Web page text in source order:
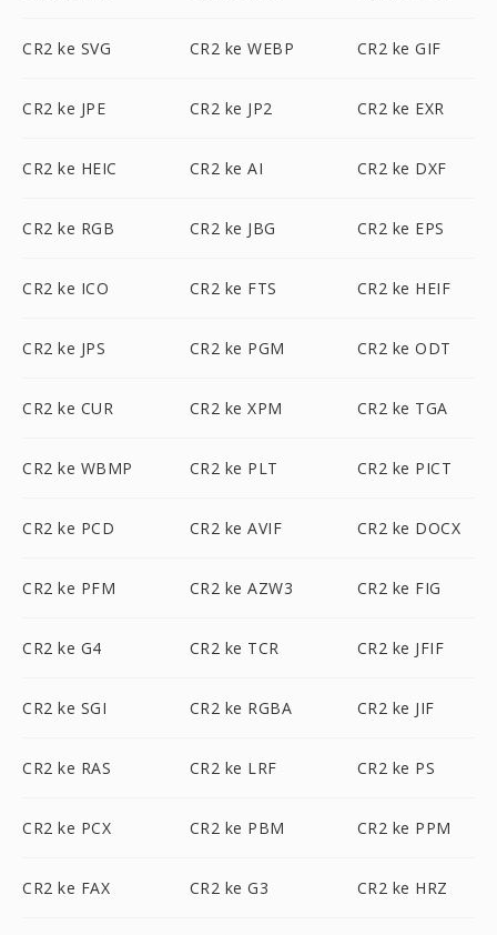
CR2 ke SVG CR2 ke WEBP CR2 ke GIF
CR2 ke JPE CR2 ke JP2 CR2 ke EXR
CR2 ke HEIC CR2 ke AI CR2 ke DXF
CR2 ke RGB CR2 ke JBG CR2 ke EPS
CR2 ke ICO CR2 ke FTS CR2 ke HEIF
CR2 ke JPS CR2 ke PGM CR2 ke ODT
CR2 ke CUR CR2 ke XPM CR2 ke TGA
CR2 ke WBMP CR2 ke PLT CR2 ke PICT
CR2 ke PCD CR2 ke AVIF CR2 ke DOCX
CR2 ke PFM CR2 ke AZW3 CR2 ke FIG
CR2 ke G4 CR2 ke TCR CR2 ke JFIF
CR2 ke SGI CR2 ke RGBA CR2 ke JIF
CR2 ke RAS CR2 ke LRF CR2 ke PS
CR2 ke PCX CR2 ke PBM CR2 ke PPM
CR2 ke FAX CR2 ke G3 CR2 ke HRZ